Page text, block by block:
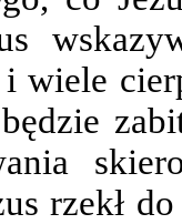
wiele
rzekł